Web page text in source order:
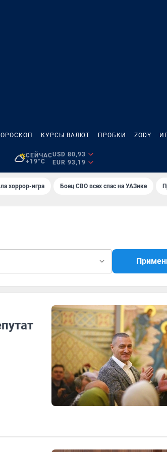
КУРСЫ ВАЛЮТ ПРОБКИ ZODY
СЕЙЧАС
+19°C
USD 80,93
EUR 93,19
хоррор-игра Боец СВО всех спас на УАЗике